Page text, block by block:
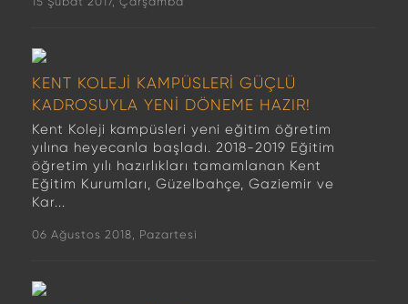
KENT KOLEJİ KAMPÜSLERİ GÜÇLÜ
KADROSUYLA YENİ DÖNEME HAZIR!
Kent Koleji kampüsleri yeni eğitim öğretim
yılına heyecanla başladı. 2018-2019 Eğitim
öğretim yılı hazırlıkları tamamlanan Kent
Eğitim Kurumları, Güzelbahçe, Gaziemir ve
Kar...
06 Ağustos 2018, Pazartesi